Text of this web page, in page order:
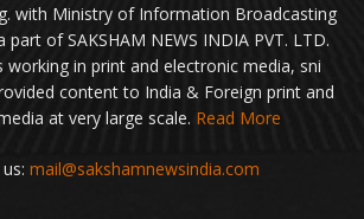
with Ministry of Information Broadcasting
part of SAKSHAM NEWS INDIA PVT. LTD.
working in print and electronic media, sni
content to India & Foreign print and
at very large scale. Read More
mail@sakshamnewsindia.com